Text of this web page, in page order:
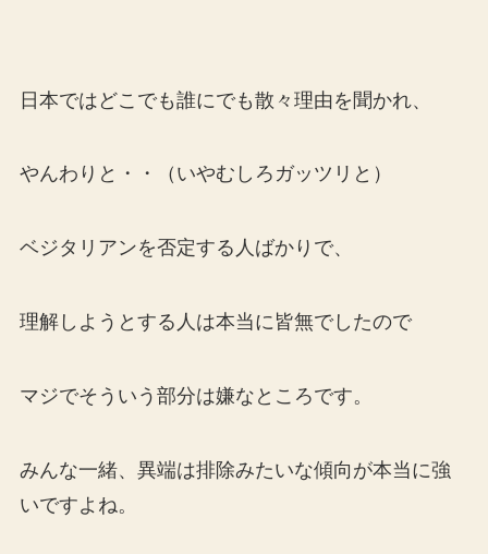
日本ではどこでも誰にでも散々理由を聞かれ、
やんわりと・・（いやむしろガッツリと）
ベジタリアンを否定する人ばかりで、
理解しようとする人は本当に皆無でしたので
マジでそういう部分は嫌なところです。
みんな一緒、異端は排除みたいな傾向が本当に強
いですよね。